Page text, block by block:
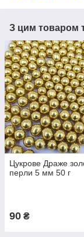
З цим товаром
Цукрове Драже
перли 5 мм 50 г
90 ₴